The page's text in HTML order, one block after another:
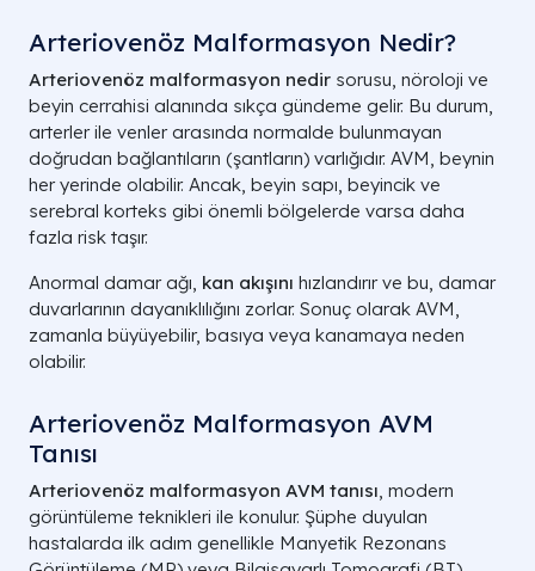
Arteriovenöz Malformasyon Nedir?
Arteriovenöz malformasyon nedir sorusu, nöroloji ve
beyin cerrahisi alanında sıkça gündeme gelir. Bu durum,
arterler ile venler arasında normalde bulunmayan
doğrudan bağlantıların (şantların) varlığıdır. AVM, beynin
her yerinde olabilir. Ancak, beyin sapı, beyincik ve
serebral korteks gibi önemli bölgelerde varsa daha
fazla risk taşır.
Anormal damar ağı, kan akışını hızlandırır ve bu, damar
duvarlarının dayanıklılığını zorlar. Sonuç olarak AVM,
zamanla büyüyebilir, basıya veya kanamaya neden
olabilir.
Arteriovenöz Malformasyon AVM
Tanısı
Arteriovenöz malformasyon AVM tanısı, modern
görüntüleme teknikleri ile konulur. Şüphe duyulan
hastalarda ilk adım genellikle Manyetik Rezonans